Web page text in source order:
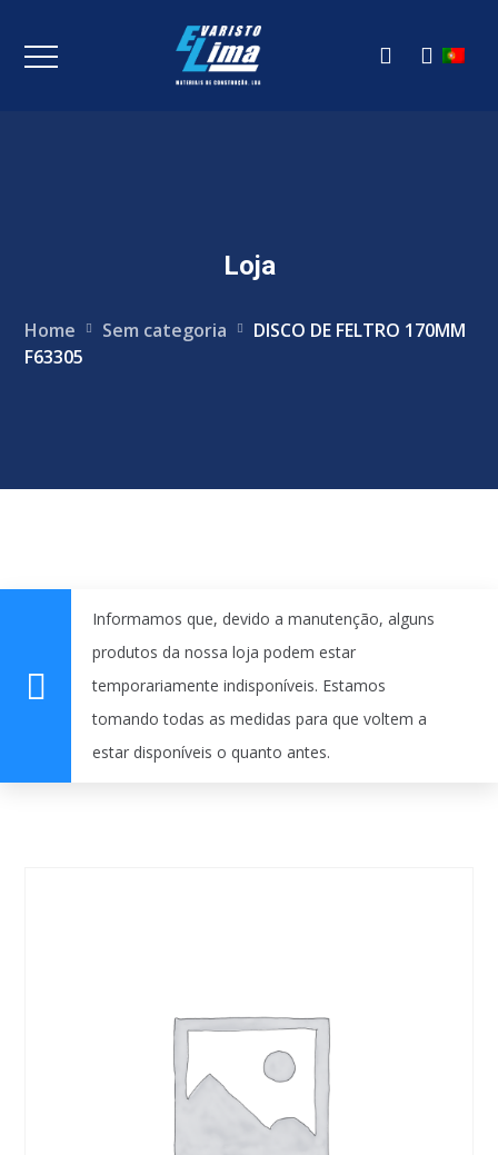
Loja
Home Sem categoria
DISCO DE FELTRO 170MM
F63305
Informamos que, devido a manutenção, alguns
produtos da nossa loja podem estar
temporariamente indisponíveis. Estamos
tomando todas as medidas para que voltem a
estar disponíveis o quanto antes.